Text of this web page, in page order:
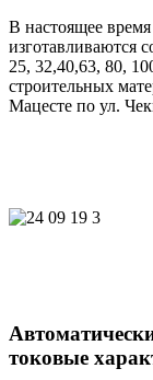
В настоящее
изготавливаются
25, 32,40,63, 80,
строительных
Мацесте по ул.
токовые